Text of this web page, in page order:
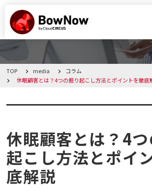
BowNowとは
課題別活用シーン
機能
料金・プラン
導入事例
TOP media
コラム
休眠顧客とは？4つの掘り起こし方法とポイントを徹底
コラム
休眠顧客とは？4つ
起こし方法とポイ
底解説